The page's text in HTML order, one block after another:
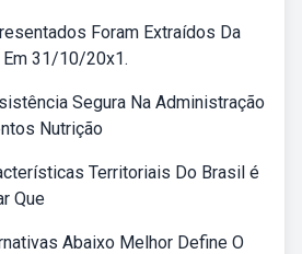
Foram Extraídos Da
31/10/20x1.
Segura Na Administração
Nutrição
Territoriais Do Brasil é
Que
Abaixo Melhor Define O